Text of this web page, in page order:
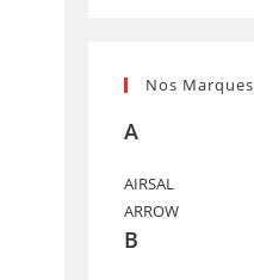
Nos Marques
A
AIRSAL
ARROW
B